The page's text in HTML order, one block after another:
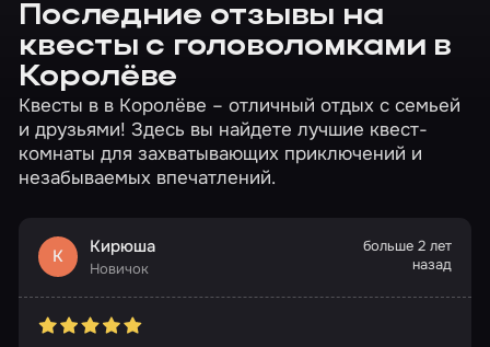
Последние отзывы на
квесты с головоломками в
Королёве
Квесты в в Королёве – отличный отдых с семьей
и друзьями! Здесь вы найдете лучшие квест-
комнаты для захватывающих приключений и
незабываемых впечатлений.
К Кирюша
Новичок
больше 2 лет
назад